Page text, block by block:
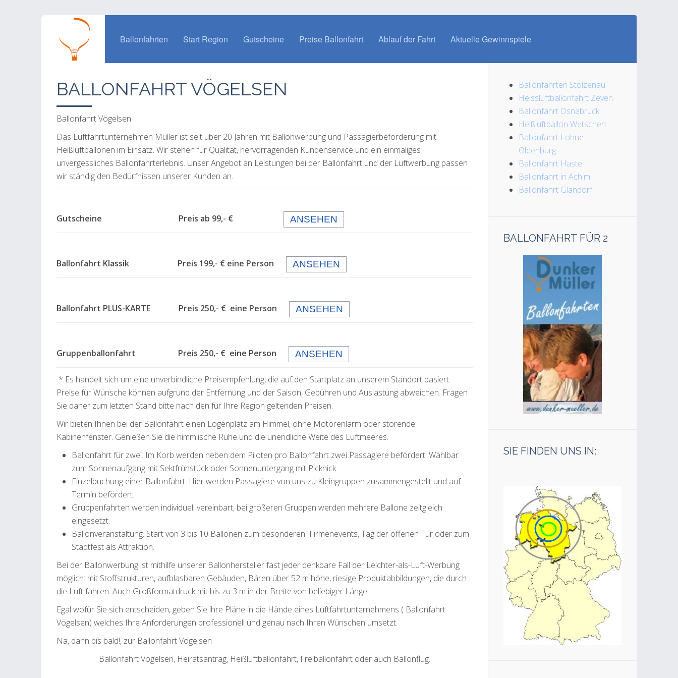
Ballonfahrten Start Region Gutscheine Preise Ballonfahrt Ablauf der Fahrt Aktuelle Gewinnspiele
BALLONFAHRT VÖGELSEN
Ballonfahrt Vögelsen
Das Luftfahrtunternehmen Müller ist seit über 20 Jahren mit Ballonwerbung und Passagierbeförderung mit
Heißluftballonen im Einsatz. Wir stehen für Qualität, hervorragenden Kundenservice und ein einmaliges
unvergessliches Ballonfahrterlebnis. Unser Angebot an Leistungen bei der Ballonfahrt und der Luftwerbung passen
wir ständig den Bedürfnissen unserer Kunden an.
Gutscheine Preis ab 99,- € ANSEHEN
Ballonfahrt Klassik Preis 199,- € eine Person ANSEHEN
Ballonfahrt PLUS-KARTE Preis 250,- € eine Person ANSEHEN
Gruppenballonfahrt Preis 250,- € eine Person ANSEHEN
* Es handelt sich um eine unverbindliche Preisempfehlung, die auf den Startplatz an unserem Standort basiert.
Preise für Wünsche können aufgrund der Entfernung und der Saison, Gebühren und Auslastung abweichen. Fragen
Sie daher zum letzten Stand bitte nach den für Ihre Region geltenden Preisen.
Wir bieten Ihnen bei der Ballonfahrt einen Logenplatz am Himmel, ohne Motorenlärm oder störende
Kabinenfenster. Genießen Sie die himmlische Ruhe und die unendliche Weite des Luftmeeres.
Ballonfahrt für zwei. Im Korb werden neben dem Piloten pro Ballonfahrt zwei Passagiere befördert. Wählbar
zum Sonnenaufgang mit Sektfrühstück oder Sonnenuntergang mit Picknick.
Einzelbuchung einer Ballonfahrt. Hier werden Passagiere von uns zu Kleingruppen zusammengestellt und auf
Termin befördert.
Gruppenfahrten werden individuell vereinbart, bei größeren Gruppen werden mehrere Ballone zeitgleich
eingesetzt.
Ballonveranstaltung. Start von 3 bis 10 Ballonen zum besonderen Firmenevents, Tag der offenen Tür oder zum
Stadtfest als Attraktion.
Bei der Ballonwerbung ist mithilfe unserer Ballonhersteller fast jeder denkbare Fall der Leichter-als-Luft-Werbung
möglich: mit Stoffstrukturen, aufblasbaren Gebäuden, Bären über 52 m höhe, riesige Produktabbildungen, die durch
die Luft fahren. Auch Großformatdruck mit bis zu 3 m in der Breite von beliebiger Länge.
Egal wofür Sie sich entscheiden, geben Sie ihre Pläne in die Hände eines Luftfahrtunternehmens ( Ballonfahrt
Vögelsen) welches Ihre Anforderungen professionell und genau nach Ihren Wünschen umsetzt.
Na, dann bis bald!, zur Ballonfahrt Vögelsen
Ballonfahrt Vögelsen, Heiratsantrag, Heißluftballonfahrt, Freiballonfahrt oder auch Ballonflug.
Ballonfahrten Stolzenau
Heissluftballonfahrt Zeven
Ballonfahrt Osnabrück
Heißluftballon Wetschen
Ballonfahrt Lohne
Oldenburg
Ballonfahrt Haste
Ballonfahrt in Achim
Ballonfahrt Glandorf
BALLONFAHRT FÜR 2
SIE FINDEN UNS IN: